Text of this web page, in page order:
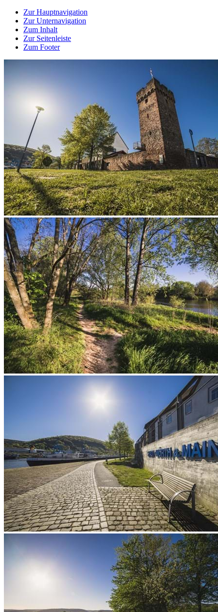
Zur Hauptnavigation
Zur Unternavigation
Zum Inhalt
Zur Seitenleiste
Zum Footer